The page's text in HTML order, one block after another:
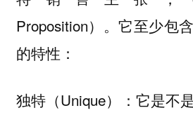
Proposition）。它至少包
的特性：
独特（Unique）：它是不